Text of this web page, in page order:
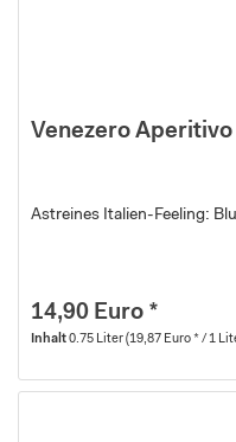
Venezero
Astreines Italien-Feeling:
14,90 Euro *
Inhalt0.75 Liter(19,87 Euro * / 1